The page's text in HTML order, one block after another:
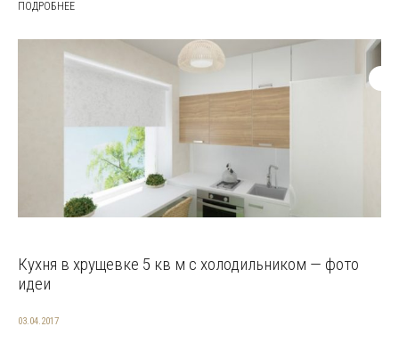
ПОДРОБНЕЕ
Кухня в хрущевке 5 кв м с холодильником — фото
идеи
03.04.2017